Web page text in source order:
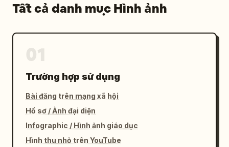
Tất cả danh mục Hình ảnh
Trường hợp sử dụng
Bài đăng trên mạng xã hội
Hồ sơ / Ảnh đại diện
Infographic / Hình ảnh giáo dục
Hình thu nhỏ trên YouTube